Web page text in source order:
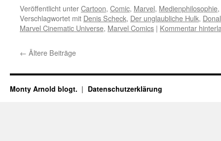
Veröffentlicht unterCartoon, Comic, Marvel, Medienphilosophie,
Verschlagwortet mit Denis Scheck, Der unglaubliche Hulk,
Marvel Cinematic Universe, Marvel Comics | Kommentar
← Ältere Beiträge
Monty Arnold blogt. Datenschutz­erklärung